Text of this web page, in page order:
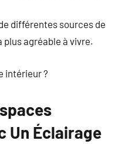
différentes sources de
agréable à vivre.
intérieur ?
Un Éclairage